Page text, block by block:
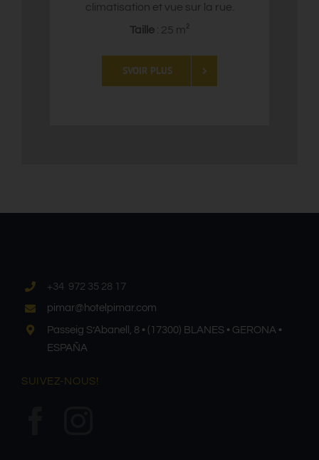
climatisation et vue sur la rue.
Taille: 25 m²
SVOIR PLUS
+34 972 35 28 17
pimar@hotelpimar.com
Passeig S’Abanell, 8 • (17300) BLANES • GERONA •
ESPAÑA
SUIVEZ-NOUS!